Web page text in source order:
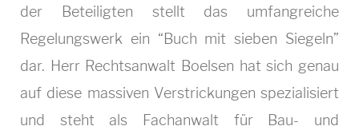
der Beteiligten stellt das umfangreiche
Regelungswerk ein “Buch mit sieben Siegeln”
dar. Herr Rechtsanwalt Boelsen hat sich genau
auf diese massiven Verstrickungen spezialisiert
und steht als Fachanwalt für Bau- und